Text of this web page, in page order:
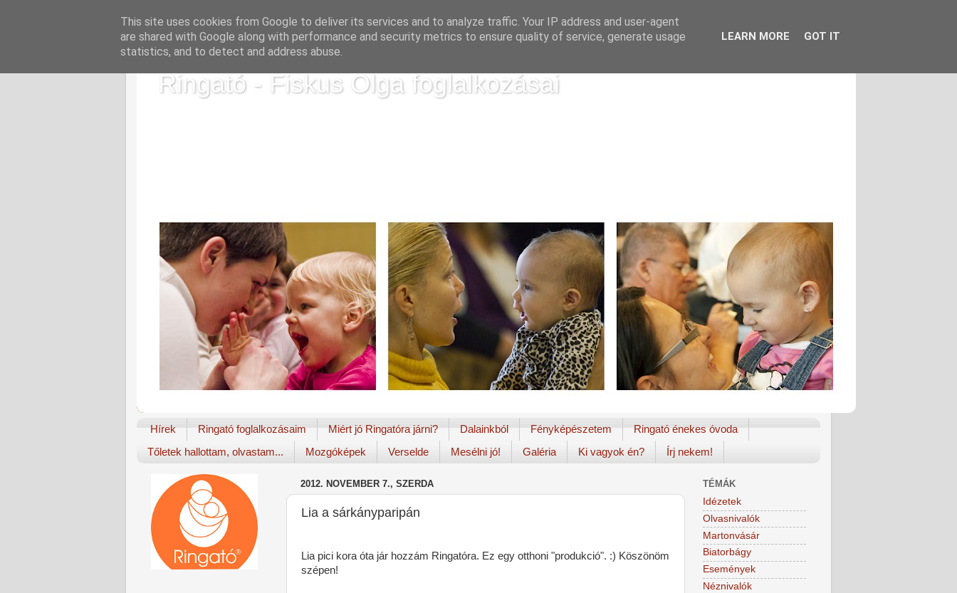
Ringató - Fiskus Olga foglalkozásai
Hírek Ringató foglalkozásaim Miért jó Ringatóra járni? Dalainkból Fényképészetem
Ringató énekes óvoda
Tőletek hallottam, olvastam...
Mozgóképek Verselde Mesélni jó! Galéria Ki vagyok én? Írj nekem!
2012. NOVEMBER 7., SZERDA
Lia a sárkányparipán
Lia pici kora óta jár hozzám Ringatóra. Ez egy otthoni "produkció". :) Köszönöm
szépen!
TÉMÁK
Idézetek
Olvasnivalók
Martonvásár
Biatorbágy
Események
Néznivalók
This site uses cookies from Google to deliver its services and to analyze traffic. Your IP address and user-agent
are shared with Google along with performance and security metrics to ensure quality of service, generate usage
statistics, and to detect and address abuse.
LEARN MORE GOT IT